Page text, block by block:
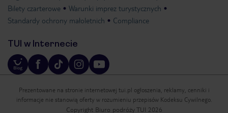
Bilety czarterowe
Warunki imprez turystycznych
Standardy ochrony małoletnich
Compliance
TUI w Internecie
Prezentowane na stronie internetowej tui.pl ogłoszenia, reklamy, cenniki i
informacje nie stanowią oferty w rozumieniu przepisów Kodeksu Cywilnego.
Copyright Biuro podróży TUI 2026